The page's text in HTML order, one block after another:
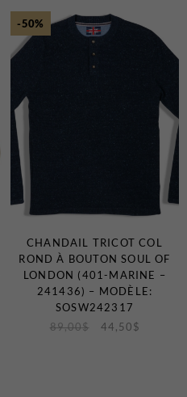
-50%
CHANDAIL TRICOT COL
ROND À BOUTON SOUL OF
LONDON (401-MARINE –
241436) – MODÈLE:
SOSW242317
89,00$ 44,50 $